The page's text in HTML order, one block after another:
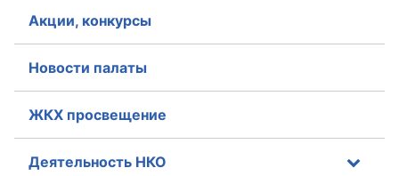
Акции, конкурсы
Новости палаты
ЖКХ просвещение
Деятельность НКО